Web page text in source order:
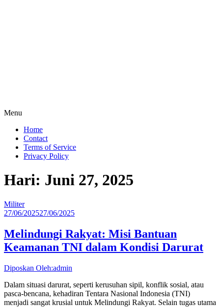
Militer
Indonesia
Jiwa
Terdepan
Indonesia!
Menu
Home
Contact
Terms of Service
Privacy Policy
Hari: Juni 27, 2025
Militer
27/06/202527/06/2025
Melindungi Rakyat: Misi Bantuan
Keamanan TNI dalam Kondisi Darurat
Diposkan Oleh:admin
Dalam situasi darurat, seperti kerusuhan sipil, konflik sosial, atau
pasca-bencana, kehadiran Tentara Nasional Indonesia (TNI)
menjadi sangat krusial untuk Melindungi Rakyat. Selain tugas utama